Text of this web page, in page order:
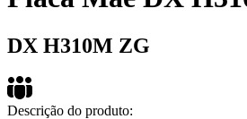
DX H310M ZG
Descrição do produto: